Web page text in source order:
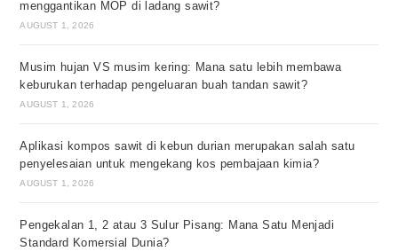
menggantikan MOP di ladang sawit?
AUGUST 1, 2026
Musim hujan VS musim kering: Mana satu lebih membawa
keburukan terhadap pengeluaran buah tandan sawit?
AUGUST 1, 2026
Aplikasi kompos sawit di kebun durian merupakan salah satu
penyelesaian untuk mengekang kos pembajaan kimia?
AUGUST 1, 2026
Pengekalan 1, 2 atau 3 Sulur Pisang: Mana Satu Menjadi
Standard Komersial Dunia?